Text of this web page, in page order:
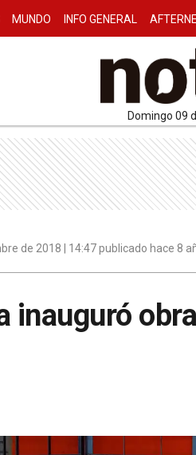
MUNDO INFO GENERAL
domingo 09
de 2018 | 14:47 publicado hace 8
inauguró